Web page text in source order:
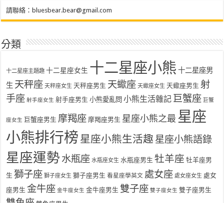
請聯絡： bluesbear.bear@gmail.com
分類
十二星座主題趣 十二星座女生 十二星座小熊 十二星座男
生 天秤座 天秤座女生 天秤座男生 天蠍座 天蠍座女生 天蠍座男生 射
手座 射手座女生 射手座男生 小熊愛亂問 小熊生活雜記 巨蟹座 巨蟹
座女生 巨蟹座男生 摩羯座 摩羯座男生 星座小熊之最 星座
小熊排行榜 星座小熊生活趣 星座小熊語錄
星座運勢 水瓶座 水瓶座女生 水瓶座男生 牡羊座 牡羊座男
生 獅子座 獅子座女生 獅子座男生 看星座學英文 處女座 處女座女生 處女
座男生 金牛座 金牛座女生 金牛座男生 雙子座 雙子座女生 雙子座男生